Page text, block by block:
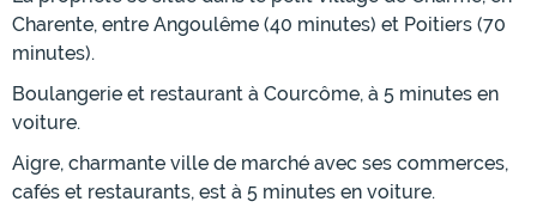
Charente, entre Angoulême (40 minutes) et Poitiers (70
minutes).
Boulangerie et restaurant à Courcôme, à 5 minutes en
voiture.
Aigre, charmante ville de marché avec ses commerces,
cafés et restaurants, est à 5 minutes en voiture.